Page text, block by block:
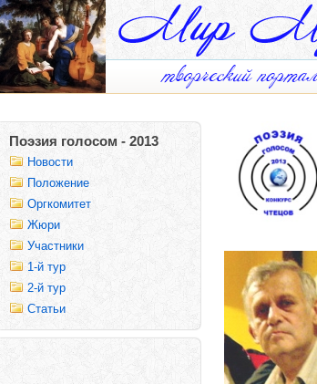
Поэзия голосом - 2013
Новости
Положение
Оргкомитет
Жюри
Участники
1-й тур
2-й тур
Статьи